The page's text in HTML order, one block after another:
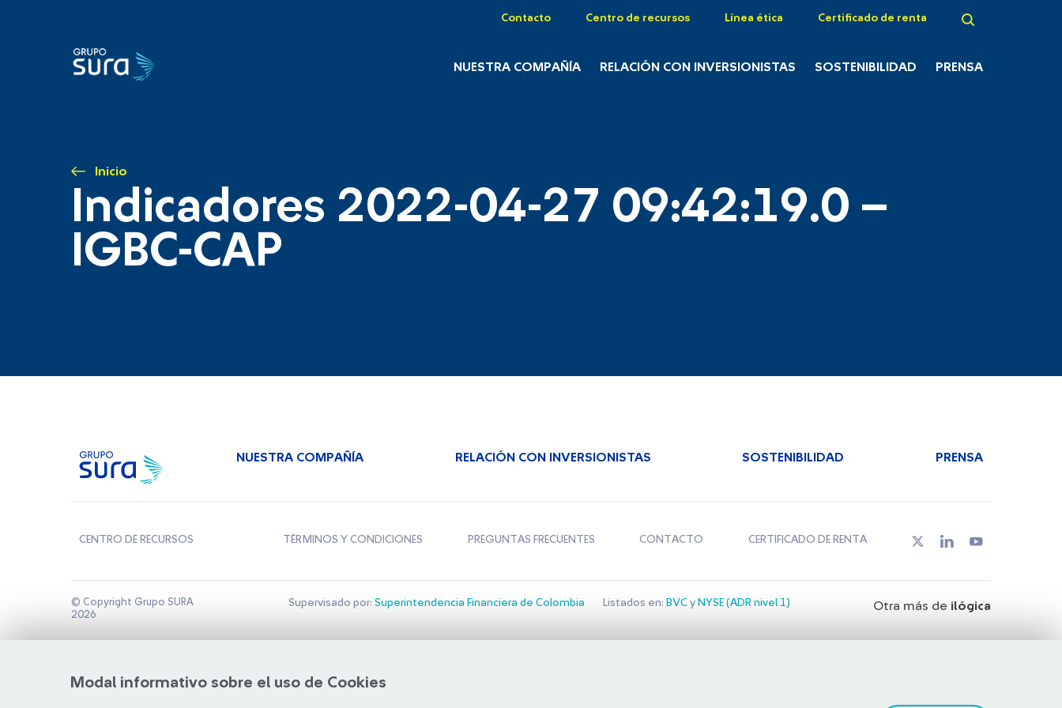
Contacto Centro de recursos Línea ética Certificado de renta
NUESTRA COMPAÑÍA RELACIÓN CON INVERSIONISTAS SOSTENIBILIDAD PRENSA
Inicio
Indicadores 2022-04-27 09:42:19.0 –
IGBC-CAP
Modal informativo sobre el uso de Cookies
NUESTRA COMPAÑÍA RELACIÓN CON INVERSIONISTAS SOSTENIBILIDAD PRENSA
CENTRO DE RECURSOS TÉRMINOS Y CONDICIONES PREGUNTAS FRECUENTES CONTACTO CERTIFICADO DE RENTA
© Copyright Grupo SURA
2026
Supervisado por: Superintendencia Financiera de Colombia Listados en: BVCy NYSE (ADR nivel 1) Otra más de ilógica